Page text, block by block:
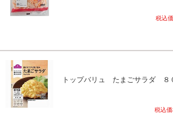
税込
トップバリュ たまごサラダ ８
税込